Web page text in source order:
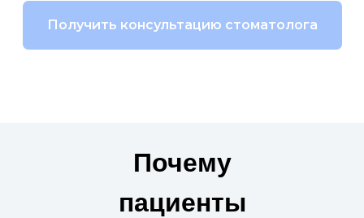
Получить консультацию стоматолога
Почему
пациенты